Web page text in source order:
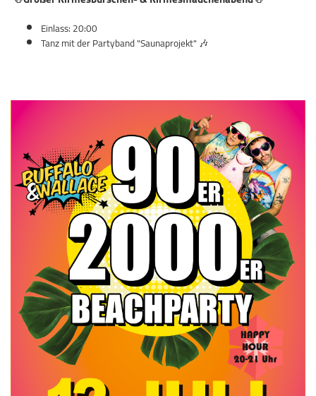
Einlass: 20:00
Tanz mit der Partyband "Saunaprojekt" 🎶